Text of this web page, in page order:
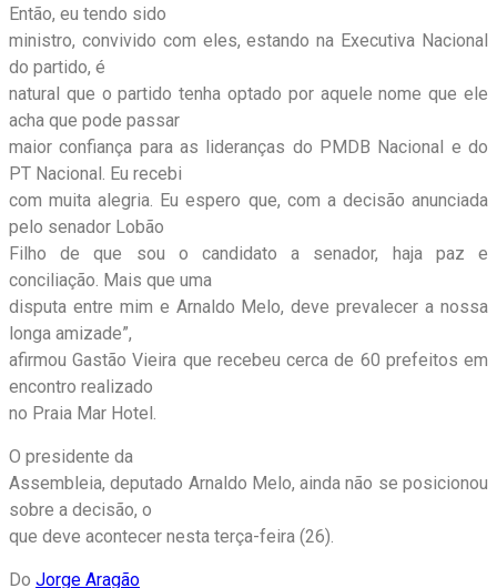
Então, eu tendo sido
ministro, convivido com eles, estando na Executiva Nacional
do partido, é
natural que o partido tenha optado por aquele nome que ele
acha que pode passar
maior confiança para as lideranças do PMDB Nacional e do
PT Nacional. Eu recebi
com muita alegria. Eu espero que, com a decisão anunciada
pelo senador Lobão
Filho de que sou o candidato a senador, haja paz e
conciliação. Mais que uma
disputa entre mim e Arnaldo Melo, deve prevalecer a nossa
longa amizade”,
afirmou Gastão Vieira que recebeu cerca de 60 prefeitos em
encontro realizado
no Praia Mar Hotel.
O presidente da
Assembleia, deputado Arnaldo Melo, ainda não se posicionou
sobre a decisão, o
que deve acontecer nesta terça-feira (26).
Do Jorge Aragão